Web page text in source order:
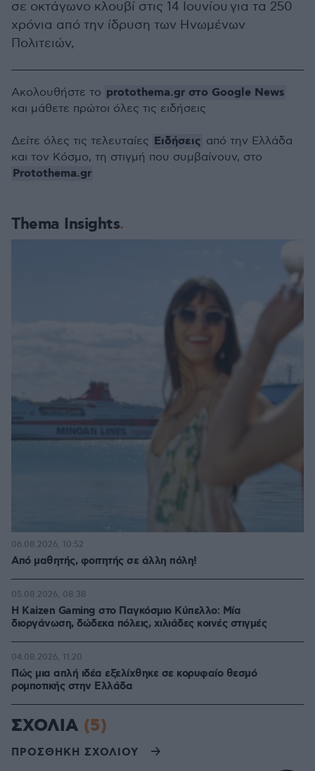
σε οκτάγωνο κλουβί στις 14 Ιουνίου για τα 250
χρόνια από την ίδρυση των Ηνωμένων
Πολιτειών,
Thema Insights
Από μαθητής, φοιτητής σε άλλη πόλη!
06.08.2026, 10:52
H Kaizen Gaming στο Παγκόσμιο Kύπελλο: Μία
διοργάνωση, δώδεκα πόλεις, χιλιάδες κοινές στιγμές
05.08.2026, 08:38
Πώς μια απλή ιδέα εξελίχθηκε σε κορυφαίο θεσμό
ρομποτικής στην Ελλάδα
04.08.2026, 11:20
Ακολουθήστε το protothema.gr στο Google News
και μάθετε πρώτοι όλες τις ειδήσεις
Δείτε όλες τις τελευταίες Ειδήσεις από την Ελλάδα
και τον Κόσμο, τη στιγμή που συμβαίνουν, στο
Protothema.gr
ΣΧΟΛΙΑ (5)
ΠΡΟΣΘΗΚΗ ΣΧΟΛΙΟΥ